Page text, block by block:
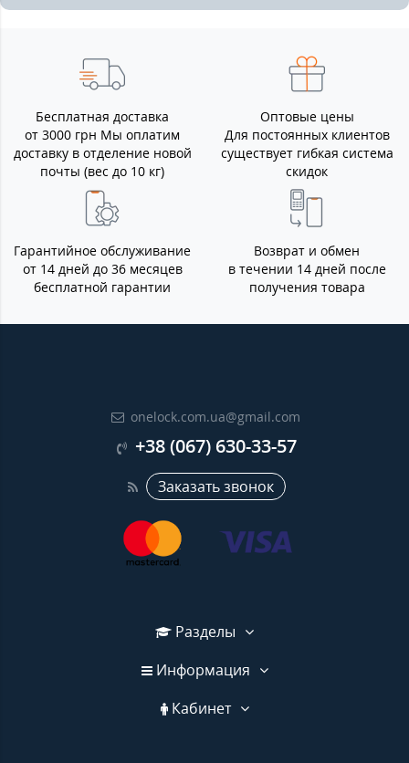
Бесплатная доставка
от 3000 грн Мы оплатим
доставку в отделение новой
почты (вес до 10 кг)
Оптовые цены
Для постоянных клиентов
существует гибкая система
скидок
Гарантийное обслуживание
от 14 дней до 36 месяцев
бесплатной гарантии
Возврат и обмен
в течении 14 дней после
получения товара
onelock.com.ua@gmail.com
+38 (067) 630-33-57
Заказать звонок
Разделы
Информация
Кабинет